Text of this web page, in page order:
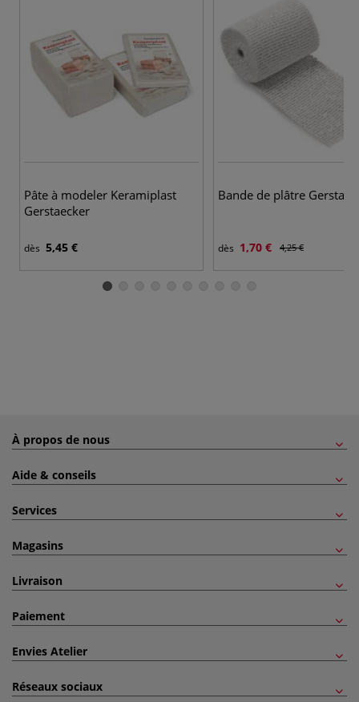
Pâte à modeler Keramiplast
Gerstaecker
dès 5,45 €
Bande de plâtre
dès 1,70 € 4,25 €
À propos de nous
Aide & conseils
Services
Magasins
Livraison
Paiement
Envies Atelier
Réseaux sociaux